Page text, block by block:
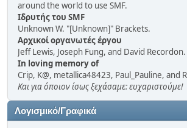
around the world to use SMF.
Ιδρυτής του SMF
Unknown W. "[Unknown]" Brackets.
Αρχικοί οργανωτές έργου
Jeff Lewis, Joseph Fung, and David Recordon.
In loving memory of
Crip, K@, metallica48423, Paul_Pauline, and
Και για όποιον ίσως ξεχάσαμε: ευχαριστούμε!
Λογισμικό/Γραφικά